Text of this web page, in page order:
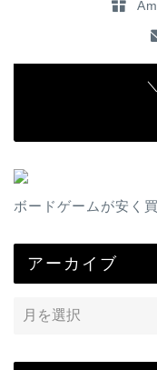
ボードゲームが安く
アーカイブ